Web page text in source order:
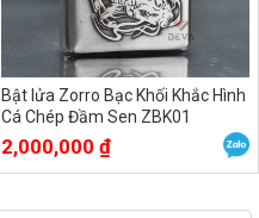
Bật lửa Zorro Bạc Khối Khắc Hình
Cá Chép Đầm Sen ZBK01
2,000,000 ₫